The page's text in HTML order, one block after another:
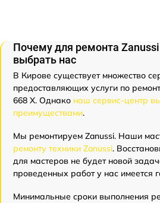
Почему для ремонта Zanussi
выбрать нас
В Кирове существует множество
предоставляющих услуги по
668 X. Однако наш сервис-центр
преимуществами.
Мы ремонтируем Zanussi. Наши
ремонту техники Zanussi.
для мастеров не будет новой
проведенных работ у нас имеется
Минимальные сроки выполнения